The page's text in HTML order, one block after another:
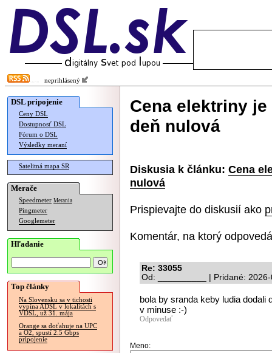
neprihlásený
DSL pripojenie
Ceny DSL
Dostupnosť DSL
Fórum o DSL
Výsledky meraní
Satelitná mapa SR
Merače
Speedmeter Merania
Pingmeter
Googlemeter
Hľadanie
Top články
Na Slovensku sa v tichosti
vypína ADSL v lokalitách s
VDSL, už 31. mája
Orange sa doťahuje na UPC
a O2, spustí 2.5 Gbps
pripojenie
Cena elektriny
deň nulová
Diskusia k článku: Cena
nulová
Prispievajte do diskusií ako
Komentár, na ktorý
Re: 33055
Od: __________ | Pridané:
bola by sranda keby ludia dodali
v minuse :-)
Odpovedať
Meno: